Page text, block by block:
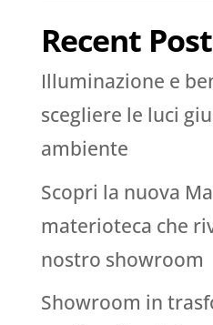
Recent
Illuminazione e
scegliere le luci
ambiente
Scopri la nuova
materioteca che
nostro showroom
Showroom in